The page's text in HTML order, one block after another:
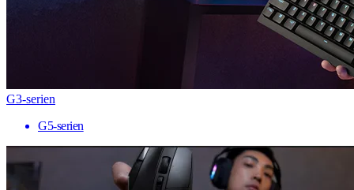
G3-serien
G5-serien